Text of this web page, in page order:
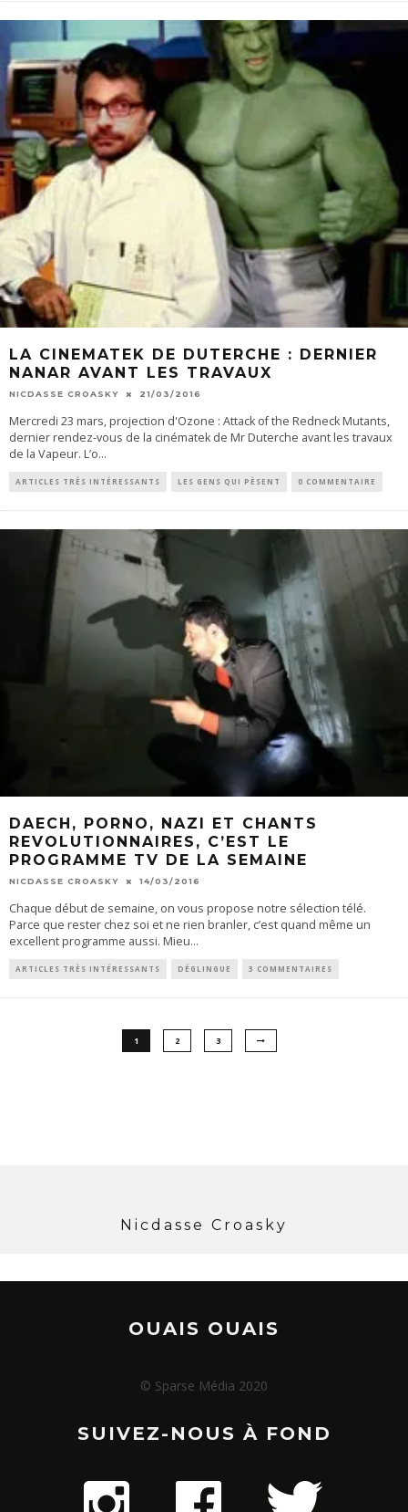
LA CINEMATEK DE DUTERCHE : DERNIER
NANAR AVANT LES TRAVAUX
NICDASSE CROASKY 21/03/2016
Mercredi 23 mars, projection d'Ozone : Attack of the Redneck Mutants,
dernier rendez-vous de la cinématek de Mr Duterche avant les travaux
de la Vapeur. L’o...
ARTICLES TRÈS INTÉRESSANTS LES GENS QUI PÈSENT 0 COMMENTAIRE
DAECH, PORNO, NAZI ET CHANTS
REVOLUTIONNAIRES, C’EST LE
PROGRAMME TV DE LA SEMAINE
NICDASSE CROASKY 14/03/2016
Chaque début de semaine, on vous propose notre sélection télé.
Parce que rester chez soi et ne rien branler, c’est quand même un
excellent programme aussi. Mieu...
ARTICLES TRÈS INTÉRESSANTS DÉGLINGUE 3 COMMENTAIRES
1 2 3
Nicdasse Croasky
OUAIS OUAIS
© Sparse Média 2020
SUIVEZ-NOUS À FOND